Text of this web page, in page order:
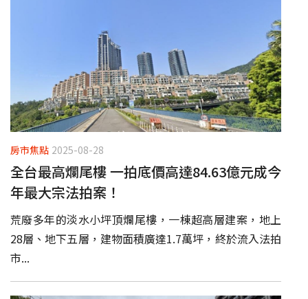
房市焦點 2025-08-28
全台最高爛尾樓 一拍底價高達84.63億元成今
年最大宗法拍案！
荒廢多年的淡水小坪頂爛尾樓，一棟超高層建案，地上
28層、地下五層，建物面積廣達1.7萬坪，終於流入法拍
市...